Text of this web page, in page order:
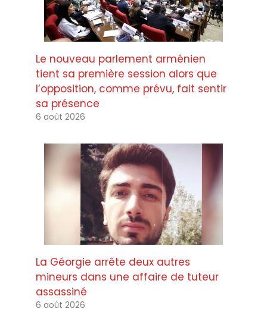
Le nouveau parlement arménien
tient sa première session alors que
l’opposition, comme prévu, fait sentir
sa présence
6 août 2026
La Géorgie arrête deux autres
mineurs dans une affaire de tuteur
assassiné
6 août 2026